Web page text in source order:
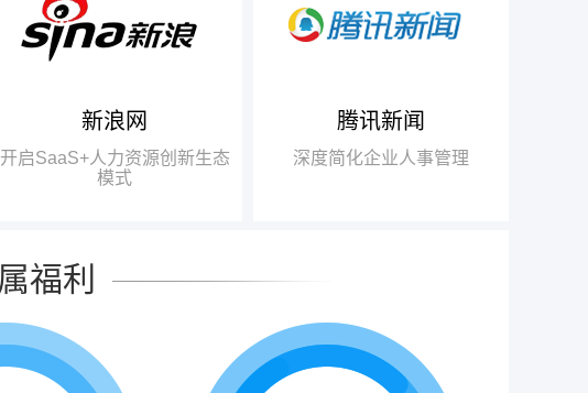
瑞方人力获得人力资源行业唯
一奖项——“2018中国互联网+人
力资源服务值得信赖品牌奖”
新浪网
开启SaaS+人力资源创新生态
模式
布局“互联网+人力资源服务”
战略，基于互联网发展的迅猛之
势，打造“瑞人云”SaaS人力资源
腾讯新闻
深度简化企业人事管理
福利